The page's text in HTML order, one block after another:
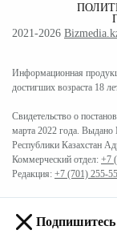
2021-2026
Информационная
достигших возраста 18
Свидетельство о
марта 2022 года. Выдано
Республики Казахстан
Коммерческий отдел: +7
Редакция: +7 (701) 255-
Подпишитесь